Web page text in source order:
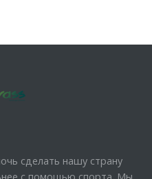
сделать нашу страну